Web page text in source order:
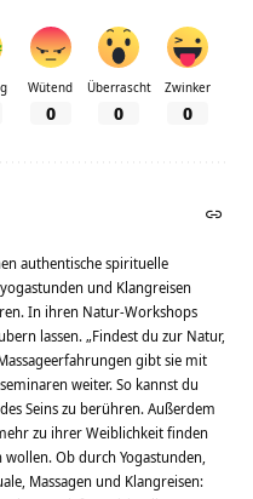
Wütend
0
Überrascht
0
Zwinker
0
authentische spirituelle
und Klangreisen
In ihren Natur-Workshops
lassen. „Findest du zur Natur,
gibt sie mit
weiter. So kannst du
Seins zu berühren. Außerdem
zu ihrer Weiblichkeit finden
Ob durch Yogastunden,
Massagen und Klangreisen: